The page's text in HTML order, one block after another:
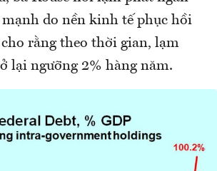
do nền kinh tế phục hồi
rằng theo thời gian, lạm
lại ngưỡng 2% hàng năm.